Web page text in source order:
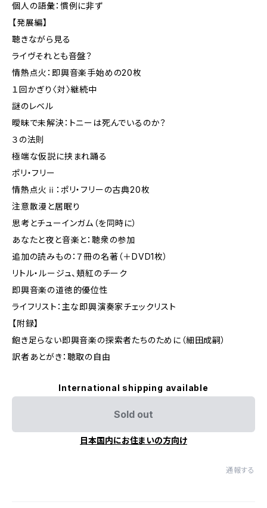
個人の語彙：慣例に非ず
【発展編】
聴きながら見る
ライヴそれとも音盤？
情熱点火：即興音楽手始めの20枚
１回かぎり〈対〉継続中
謎のレベル
曖昧で未解決：トニーは死んでいるのか？
３の法則
極端な仮説に挟まれ踊る
ポリ・フリー
情熱点火ⅱ：ポリ・フリーの古典20枚
注意散漫と居眠り
思考とチューインガム（を同時に）
あなたと夜と音楽と：聴衆の参加
追加の読みもの：７冊の名著（＋DVD1枚）
リトル・ルージュ、頬紅のチーク
即興音楽の道徳的優位性
ライフリスト：主な即興演奏家チェックリスト
【附録】
飽き足らない即興音楽の探索者たちのために（細田成嗣）
訳者あとがき：聴取の自由
International shipping available
Sold out
日本国内にお住まいの方向け
通報する